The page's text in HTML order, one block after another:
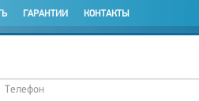
ГАРАНТИИ КОНТАКТЫ